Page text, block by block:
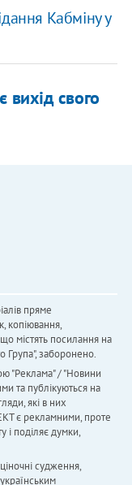
Кабміну у
вихід свого
пряме
копіювання,
містять посилання на
Група", заборонено.
"Реклама" / "Новини
та публікуються на
які в них
є рекламними, проте
і поділяє думки,
судження,